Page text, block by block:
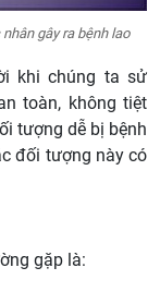
gây ra bệnh lao
khi chúng ta sử
toàn, không tiệt
tượng dễ bị bệnh
đối tượng này có
gặp là: